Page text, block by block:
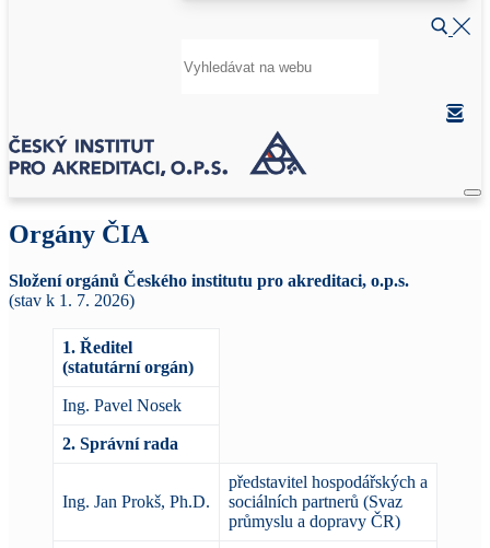
Orgány ČIA
Složení orgánů Českého institutu pro akreditaci, o.p.s.
(stav k 1. 7. 2026)
1. Ředitel
(statutární orgán)
Ing. Pavel Nosek
2. Správní rada
Ing. Jan Prokš, Ph.D.
představitel hospodářských a
sociálních partnerů (Svaz
průmyslu a dopravy ČR)